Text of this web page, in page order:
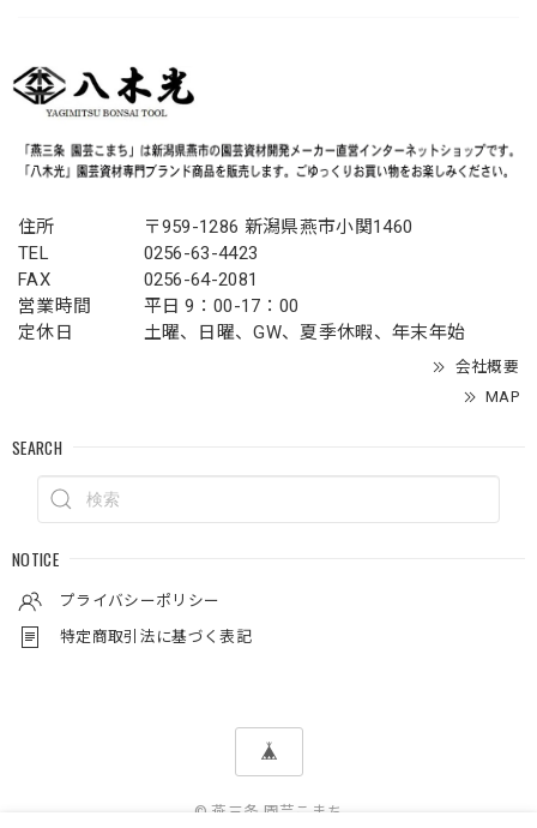
住所
〒959-1286 新潟県燕市小関1460
TEL
0256-63-4423
FAX
0256-64-2081
営業時間
平日 9：00-17：00
定休日
土曜、日曜、GW、夏季休暇、年末年始
会社概要
MAP
SEARCH
NOTICE
プライバシーポリシー
特定商取引法に基づく表記
© 燕三条 園芸こまち